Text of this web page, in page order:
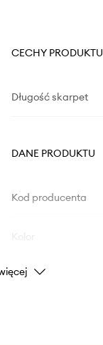
CECHY PRODUKTU
Długość skarpet
DANE PRODUKTU
Kod producenta
Marka